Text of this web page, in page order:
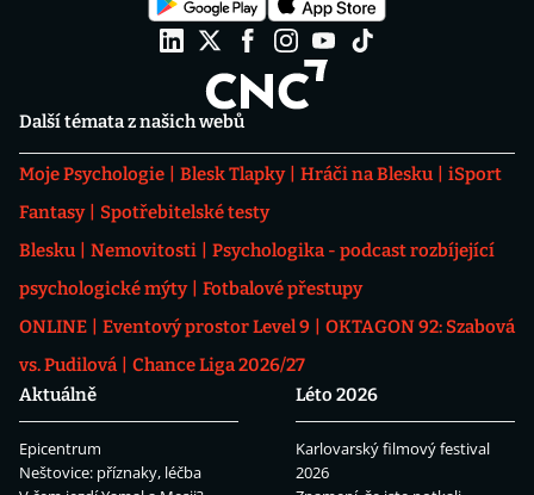
Další témata z našich webů
Moje Psychologie Blesk Tlapky Hráči na Blesku
iSport
Fantasy
Spotřebitelské testy
Blesku
Nemovitosti
Psychologika - podcast rozbíjející
psychologické mýty
Fotbalové přestupy
ONLINE
Eventový prostor Level 9
OKTAGON 92: Szabová
vs. Pudilová
Chance Liga 2026/27
Aktuálně
Epicentrum
Neštovice: příznaky, léčba
Léto 2026
Karlovarský filmový festival
2026